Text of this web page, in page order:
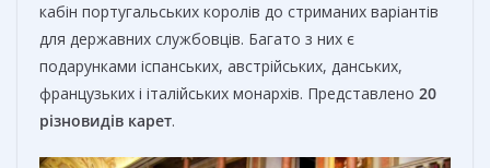
кабін португальських королів до стриманих варіантів
для державних службовців. Багато з них є
подарунками іспанських, австрійських, данських,
французьких і італійських монархів. Представлено 20
різновидів карет.